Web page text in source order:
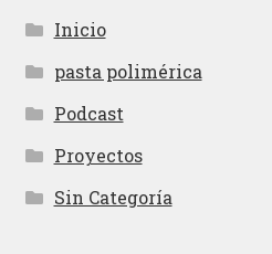
Inicio
pasta polimérica
Podcast
Proyectos
Sin Categoría